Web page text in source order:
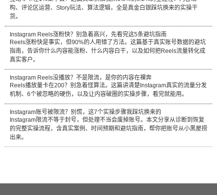
构、评论区运营、Story玩法、算法逻辑，全是真金白银踩坑换来的实操干
货。
Instagram Reels涨粉快？别急着高兴，先看完这5条避坑指南
Reels涨粉快是事实，但90%的人用错了方法。这篇基于真实账号数据的避坑
指南，告诉你什么内容能涨粉、什么内容白干，以及如何把Reels流量转化成
真实客户。
Instagram Reels没播放？不是限流，是你的内容在裸奔
Reels播放量卡在200？别急着怪算法。这篇讲清楚Instagram真实的流量分发
机制、6个被忽略的硬伤，以及让内容破圈的实操步骤，看完就能用。
Instagram账号被限流？别慌，这7个实操步骤我踩坑换来的
Instagram限流不等于封号，但处理不当会废掉账号。本文分享从诊断到恢复
的完整实操流程，含真实案例、时间预期和避坑指南，帮你把账号从小黑屋捞
出来。